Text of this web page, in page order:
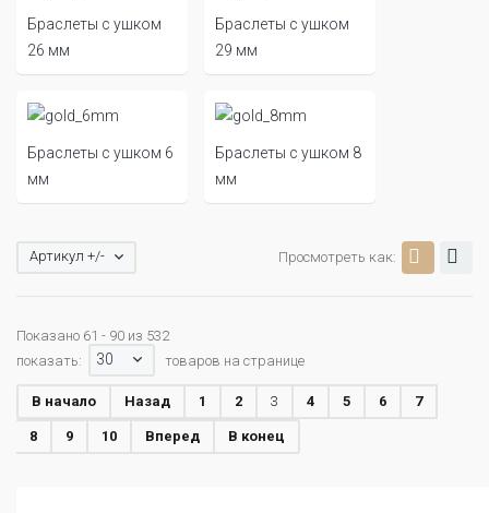
Браслеты с ушком
26 мм
Браслеты с ушком
29 мм
Браслеты с ушком 6
мм
Браслеты с ушком 8
мм
Просмотреть как:
Артикул +/-
Показано 61 - 90 из 532
показать:
30 товаров на странице
В начало Назад 1 2 3 4 5 6 7
8 9 10 Вперед В конец